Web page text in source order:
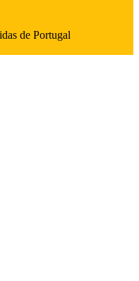
de Portugal